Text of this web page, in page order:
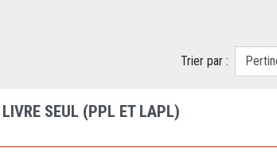
Trier par :
SEUL (PPL ET LAPL)